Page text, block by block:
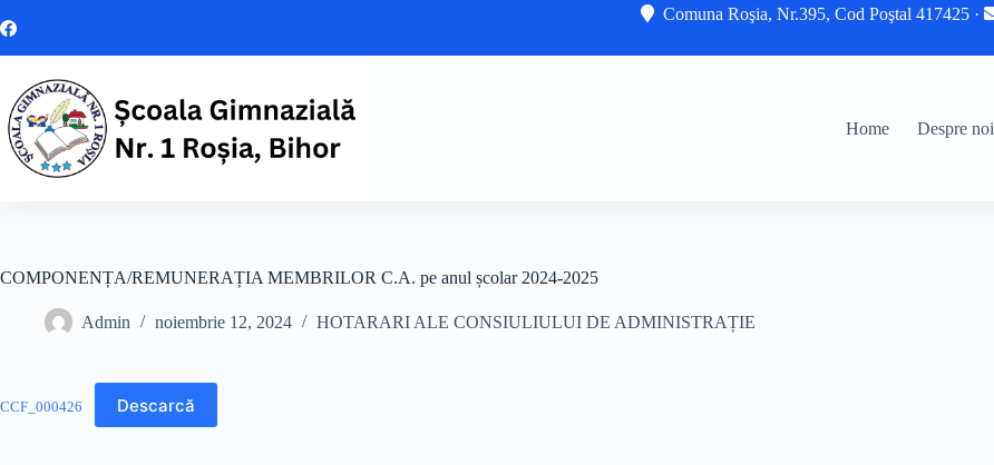
la
Comuna Roşia, Nr.395, Cod Poştal 417425 ·
Home Despre noi
COMPONENȚA/REMUNERAȚIA MEMBRILOR C.A. pe anul școlar 2024-2025
Admin noiembrie 12, 2024 HOTARARI ALE CONSIULIULUI DE ADMINISTRAȚIE
CCF_000426 Descarcă